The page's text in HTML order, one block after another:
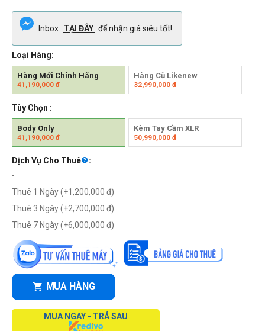
Inbox TẠI ĐÂY để nhận giá siêu tốt!
Loại Hàng:
Hàng Mới Chính Hãng
41,190,000 đ
Hàng Cũ Likenew
32,990,000đ
Tùy Chọn :
Body Only
41,190,000 đ
Kèm Tay Cầm XLR
50,990,000đ
Dịch Vụ Cho Thuê
:
-
Thuê 1 Ngày (+1,200,000 đ)
Thuê 3 Ngày (+2,700,000 đ)
Thuê 7 Ngày (+6,000,000 đ)
MUA HÀNG
MUA NGAY - TRẢ SAU